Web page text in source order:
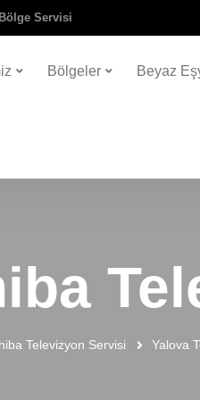
Servisi
Bölgeler Beyaz
Televizyon Servisi Yalova